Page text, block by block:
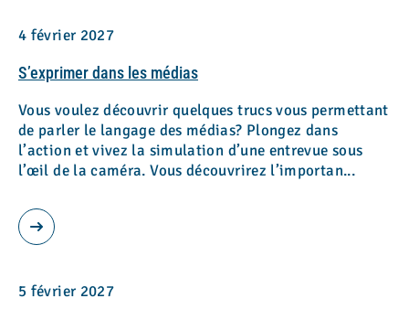
4 février 2027
S’exprimer dans les médias
Vous voulez découvrir quelques trucs vous permettant
de parler le langage des médias? Plongez dans
l’action et vivez la simulation d’une entrevue sous
l’œil de la caméra. Vous découvrirez l’importan...
5 février 2027